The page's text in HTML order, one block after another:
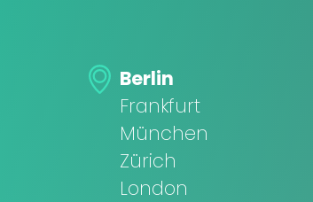
Berlin
Frankfurt
München
Zürich
London